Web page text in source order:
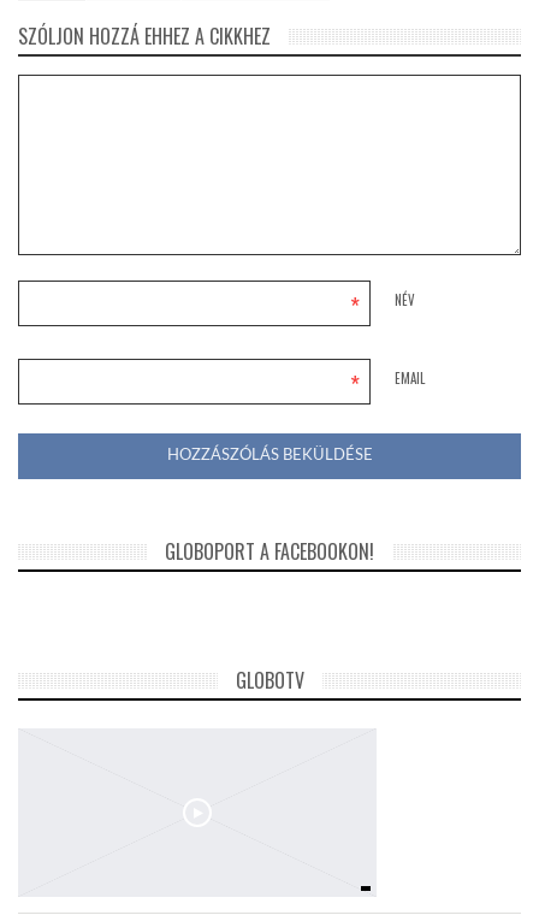
SZÓLJON HOZZÁ EHHEZ A CIKKHEZ
NÉV
*
EMAIL
*
GLOBOPORT A FACEBOOKON!
GLOBOTV